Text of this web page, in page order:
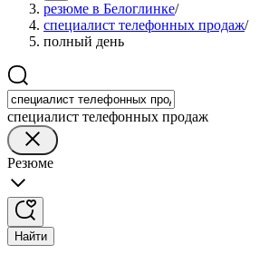
резюме в Белоглинке/
специалист телефонных продаж/
полный день
специалист телефонных продаж
Резюме
Найти